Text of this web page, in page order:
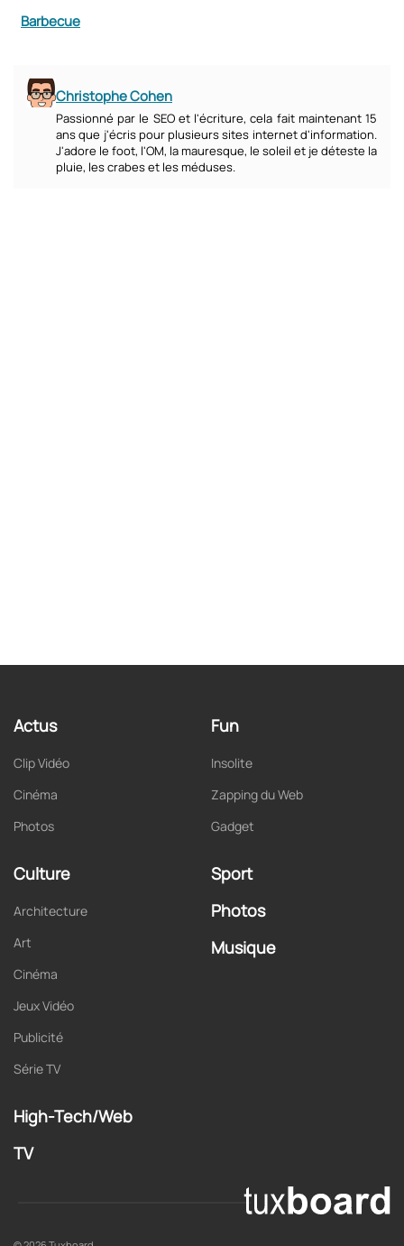
Barbecue
Christophe Cohen
Passionné par le SEO et l'écriture, cela fait maintenant 15
ans que j'écris pour plusieurs sites internet d'information.
J'adore le foot, l'OM, la mauresque, le soleil et je déteste la
pluie, les crabes et les méduses.
Actus
Clip Vidéo
Cinéma
Photos
Fun
Insolite
Zapping du Web
Gadget
Culture
Architecture
Art
Cinéma
Jeux Vidéo
Publicité
Série TV
Sport
Photos
Musique
High-Tech/Web
TV